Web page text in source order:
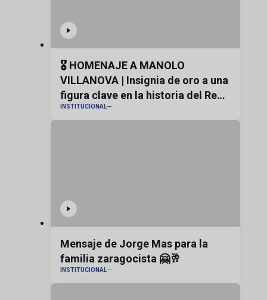
🎖️ HOMENAJE A MANOLO
VILLANOVA | Insignia de oro a una
figura clave en la historia del Real
Zaragoza
INSTITUCIONAL
Mensaje de Jorge Mas para la
familia zaragocista 🤗🥂
INSTITUCIONAL